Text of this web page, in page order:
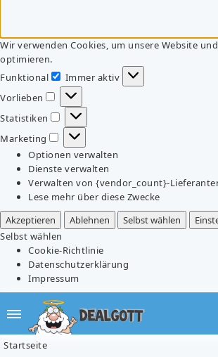
Wir verwenden Cookies, um unsere Website
optimieren.
Funktional
Funktional
Immer aktiv
Vorlieben
Vorlieben
Statistiken
Statistiken
Marketing
Marketing
Optionen verwalten
Dienste verwalten
Verwalten von {vendor_count}-
Lese mehr über diese Zwecke
Akzeptieren
Ablehnen Selbst wählen
Selbst wählen
Cookie-Richtlinie
Datenschutzerklärung
Impressum
Startseite